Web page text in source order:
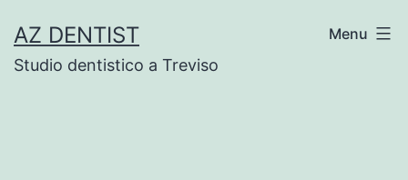
to
content
AZ DENTIST
Studio dentistico a Treviso
Menu